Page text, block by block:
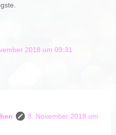
2018 um 09:31
8. November 2018 um